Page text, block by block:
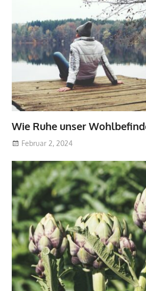
Wie Ruhe unser
Februar 2, 2024